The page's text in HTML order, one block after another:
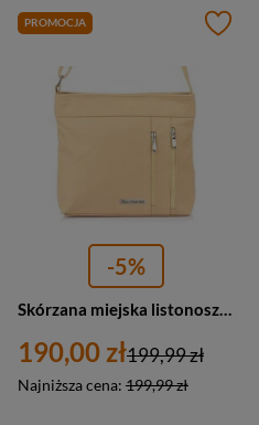
PROMOCJA
-5%
190,00 zł
Najniższa cena: 199,99 zł
199,99 zł